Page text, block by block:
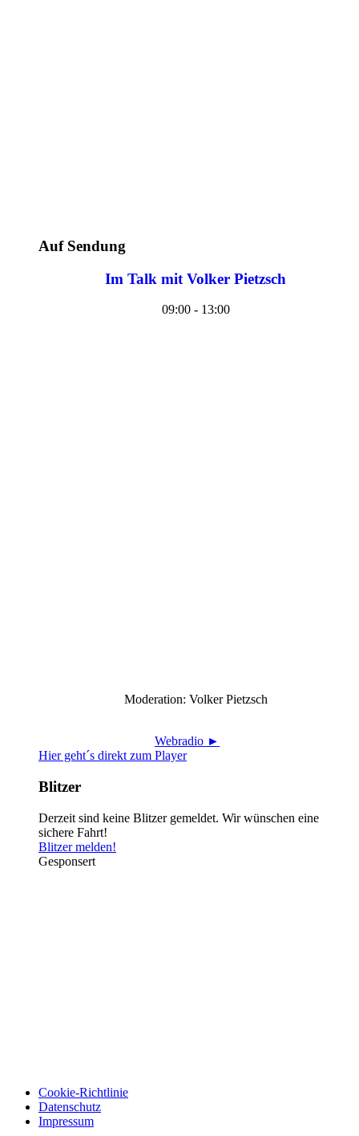
Auf Sendung
Im Talk mit Volker Pietzsch
09:00 - 13:00
Moderation: Volker Pietzsch
Webradio ►
Hier geht´s direkt zum Player
Blitzer
Derzeit sind keine Blitzer gemeldet. Wir wünschen eine
sichere Fahrt!
Blitzer melden!
Gesponsert
Cookie-Richtlinie
Datenschutz
Impressum